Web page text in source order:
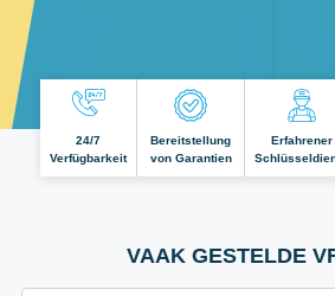
24/7
Verfügbarkeit
Bereitstellung
von Garantien
Erfahrener
VAAK GESTELDE